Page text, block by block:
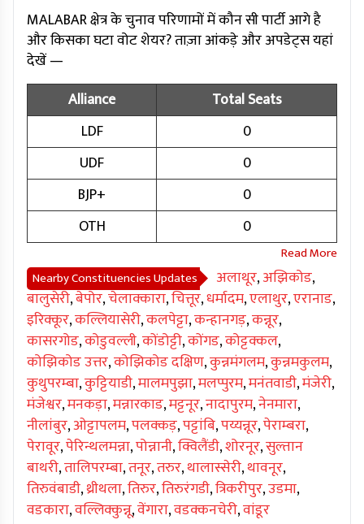
MALABAR क्षेत्र के चुनाव परिणामों में कौन सी पार्टी आगे है
और किसका घटा वोट शेयर? ताज़ा आंकड़े और अपडेट्स यहां
देखें —
Alliance
Total Seats
LDF
0
UDF
0
BJP+
0
OTH
0
Nearby Constituencies Updates अलाथूर,अझिकोड,
बालुसेरी,बेपोर,चेलाक्कारा,चित्तूर,धर्मादम,एलाथुर,एरानाड,
इरिक्कूर,कल्लियासेरी,कलपेट्टा,कन्हानगड़,कन्नूर,
कासरगोड,कोडुवल्ली,कोंडोट्टी,कोंगड,कोट्टक्कल,
कोझिकोड उत्तर,कोझिकोड दक्षिण,कुन्नमंगलम,कुन्नमकुलम,
कुथुपरम्बा,कुट्टियाडी,मालमपुझा,मलप्पुरम,मनंतवाडी,मंजेरी,
मंजेश्वर,मनकड़ा,मन्नारकाड,मट्टनूर,नादापुरम,नेनमारा,
नीलांबुर,ओट्टापलम,पलक्कड़,पट्टांबि,पय्यन्नूर,पेराम्बरा,
पेरावूर,पेरिन्थलमन्ना,पोन्नानी,क्विलैंडी,शोरनूर,सुल्तान
बाथरी,तालिपरम्बा,तनूर,तरुर,थालास्सेरी,थावनूर,
तिरुवंबाडी,थ्रीथला,तिरुर,तिरुरंगडी,त्रिकरीपुर,उडमा,
वडकारा,वल्लिक्कुन्नू,वेंगारा,वडक्कनचेरी,वांडूर